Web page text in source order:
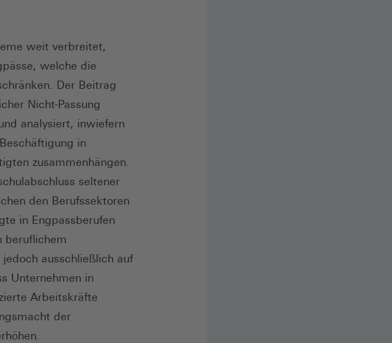
weit verbreitet,
welche die
Der Beitrag
Nicht-Passung
analysiert, inwiefern
in
zusammenhängen.
seltener
den Berufssektoren
in Engpassberufen
beruflichem
ausschließlich auf
Unternehmen in
Arbeitskräfte
der